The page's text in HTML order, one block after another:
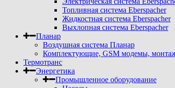
Топливная система Eberspacher
Жидкостная система Eberspacher
Выхлопная система Eberspacher
Планар
Воздушная система Планар
Комплектующие, GSM модемы,
Термотранс
Энергетика
Промышленное оборудование